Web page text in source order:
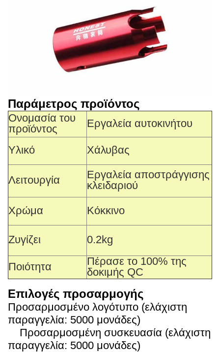
Παράμετρος προϊόντος
Ονομασία του
προϊόντος
Εργαλεία αυτοκινήτου
Υλικό Χάλυβας
Λειτουργία
Εργαλεία αποστράγγισης
κλειδαριού
Χρώμα Κόκκινο
Ζυγίζει 0.2kg
Ποιότητα
Πέρασε το 100% της
δοκιμής QC
Επιλογές προσαρμογής
Προσαρμοσμένο λογότυπο (ελάχιστη
παραγγελία: 5000 μονάδες)
Προσαρμοσμένη συσκευασία (ελάχιστη
παραγγελία: 5000 μονάδες)